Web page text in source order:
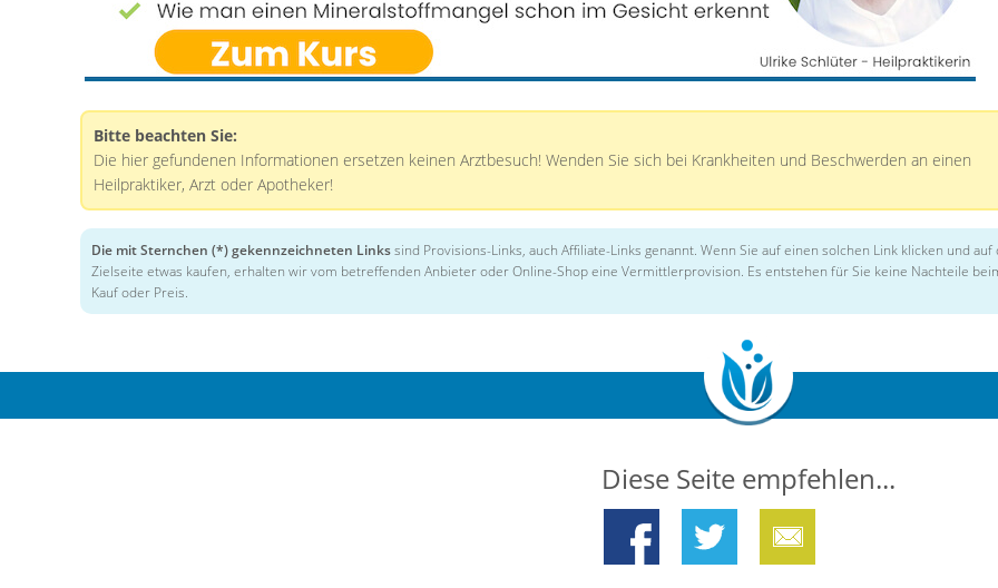
Bitte beachten Sie:
Die hier gefundenen Informationen ersetzen keinen Arztbesuch! Wenden Sie sich bei Krankheiten und Beschwerden an einen
Heilpraktiker, Arzt oder Apotheker!
Die mit Sternchen (*) gekennzeichneten Linkssind Provisions-Links, auch Affiliate-Links genannt. Wenn Sie auf einen solchen Link klicken und auf
Zielseite etwas kaufen, erhalten wir vom betreffenden Anbieter oder Online-Shop eine Vermittlerprovision. Es entstehen für Sie keine Nachteile
Kauf oder Preis.
Diese Seite empfehlen...